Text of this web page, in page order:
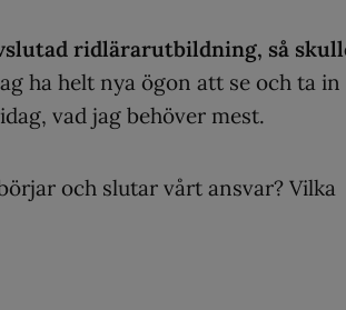
ridlärarutbildning, så
ha helt nya ögon att se och ta in
vad jag behöver mest.
och slutar vårt ansvar? Vilka